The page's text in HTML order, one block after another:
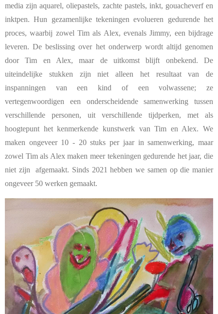
media zijn aquarel, oliepastels, zachte pastels, inkt, gouacheverf en
inktpen. Hun gezamenlijke tekeningen evolueren gedurende het
proces, waarbij zowel Tim als Alex, evenals Jimmy, een bijdrage
leveren. De beslissing over het onderwerp wordt altijd genomen
door Tim en Alex, maar de uitkomst blijft onbekend. De
uiteindelijke stukken zijn niet alleen het resultaat van de
inspanningen van een kind of een volwassene; ze
vertegenwoordigen een onderscheidende samenwerking tussen
verschillende personen, uit verschillende tijdperken, met als
hoogtepunt het kenmerkende kunstwerk van Tim en Alex. We
maken ongeveer 10 - 20 stuks per jaar in samenwerking, maar
zowel Tim als Alex maken meer tekeningen gedurende het jaar, die
niet zijn afgemaakt. Sinds 2021 hebben we samen op die manier
ongeveer 50 werken gemaakt.